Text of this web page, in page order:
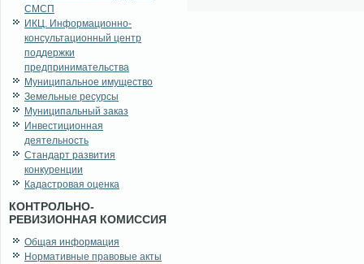
СМСП
ИКЦ. Информационно-
консультационный центр
поддержки
предпринимательства
Муниципальное имущество
Земельные ресурсы
Муниципальный заказ
Инвестиционная
деятельность
Стандарт развития
конкуренции
Кадастровая оценка
КОНТРОЛЬНО-
РЕВИЗИОННАЯ КОМИССИЯ
Общая информация
Нормативные правовые акты